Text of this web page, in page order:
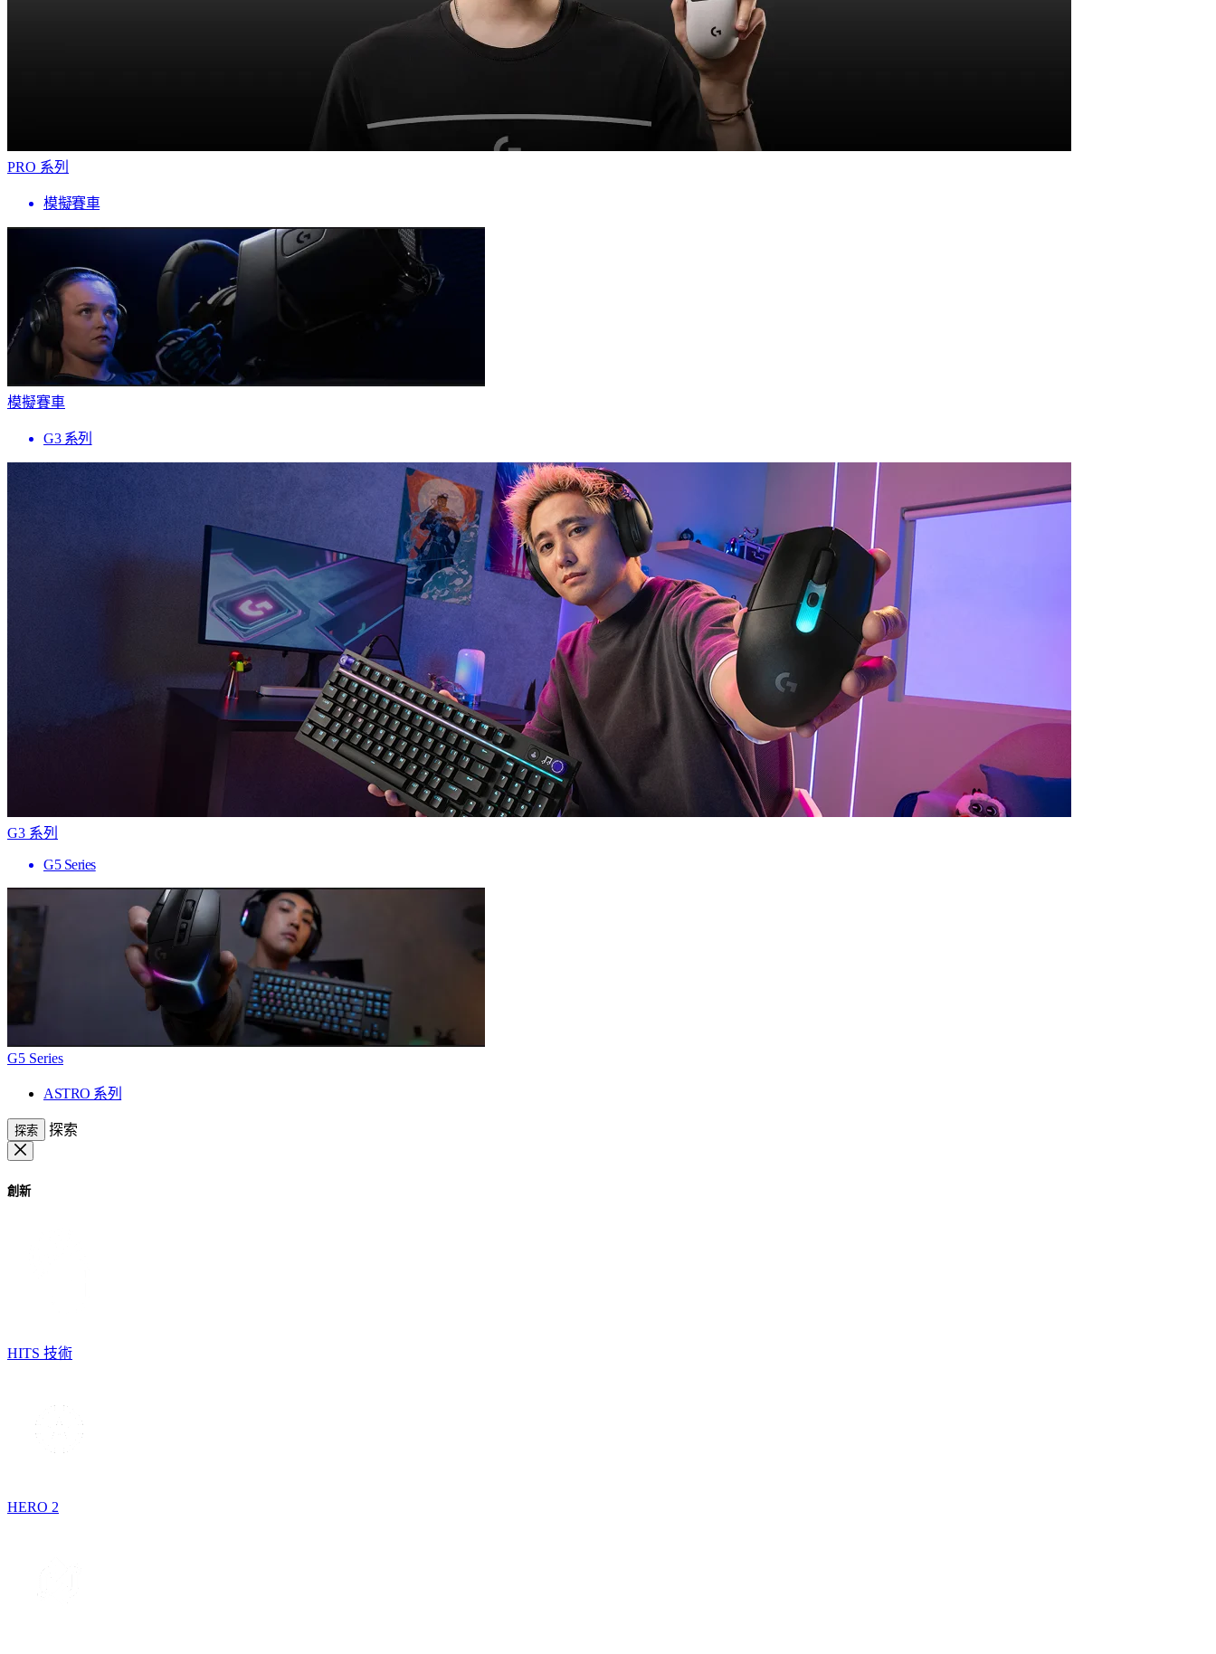
PRO 系列
模擬賽車
模擬賽車
G3 系列
G3 系列
G5 Series
G5 Series
ASTRO 系列
探索 探索
創新
HITS 技術
HERO 2